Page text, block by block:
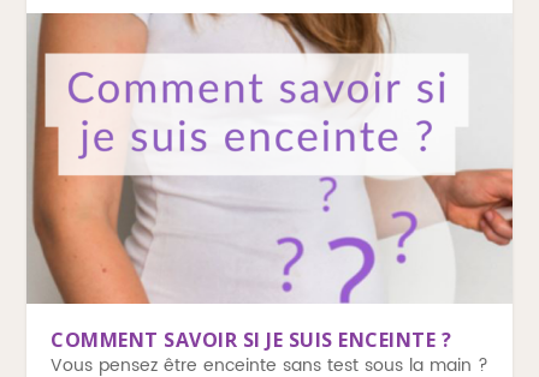
COMMENT SAVOIR SI JE SUIS ENCEINTE ?
Vous pensez être enceinte sans test sous la main ?